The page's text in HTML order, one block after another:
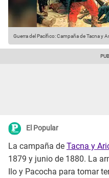
Guerra del Pacífico: Campaña de Tacna y
El Popular
La campaña de Tacna y
1879 y junio de 1880. La
Ilo y Pacocha para tomar